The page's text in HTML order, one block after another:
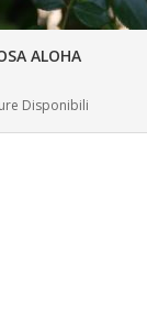
ALOHA
Disponibili